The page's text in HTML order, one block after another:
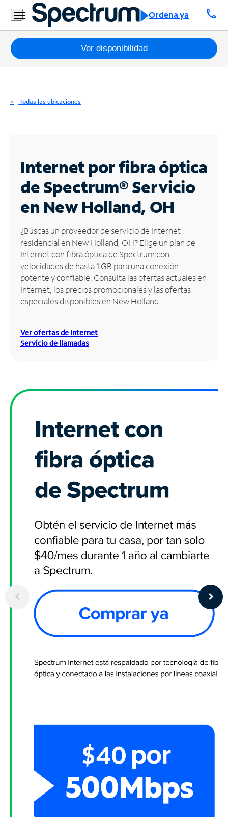
Ordena ya call
Residencial
Business
Paquetes
Internet
Business
Contáctanos
Inglés
Administrar
cuenta
Encuentra
una
tienda
Ver disponibilidad
Todas las ubicaciones
Internet por fibra óptica
de Spectrum®Servicio
en New Holland, OH
¿Buscas un proveedor de servicio de Internet
residencial en New Holland, OH? Elige un plan de
Internet con fibra óptica de Spectrum con
velocidades de hasta 1 GB para una conexión
potente y confiable. Consulta las ofertas actuales en
Internet, los precios promocionales y las ofertas
especiales disponibles en New Holland.
Ver ofertas de Internet
Servicio de llamadas